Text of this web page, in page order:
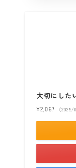
大切にした
¥2,067 （